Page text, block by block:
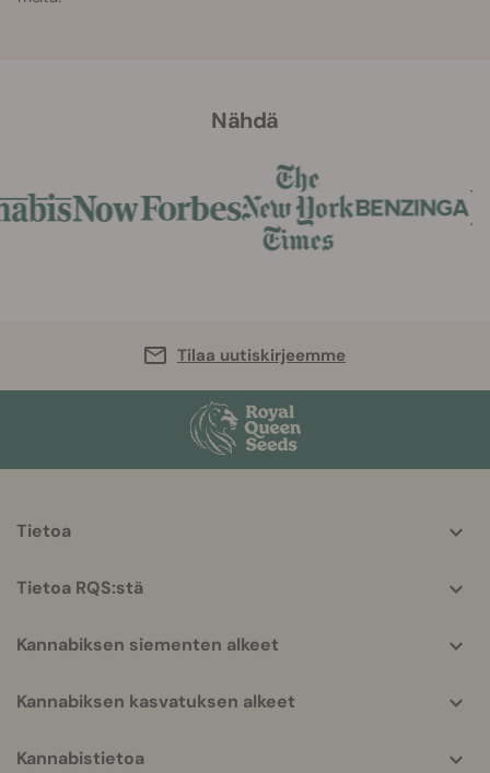
Nähdä
Tilaa uutiskirjeemme
helpful
Tietoa
Tietoa RQS:stä
Kannabiksen siementen alkeet
Kannabiksen kasvatuksen alkeet
Kannabistietoa